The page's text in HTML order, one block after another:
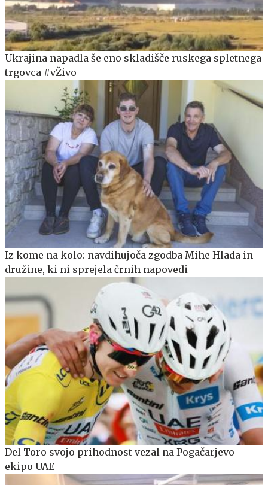
Ukrajina napadla še eno skladišče ruskega spletnega
trgovca #vŽivo
Iz kome na kolo: navdihujoča zgodba Mihe Hlada in
družine, ki ni sprejela črnih napovedi
Del Toro svojo prihodnost vezal na Pogačarjevo
ekipo UAE